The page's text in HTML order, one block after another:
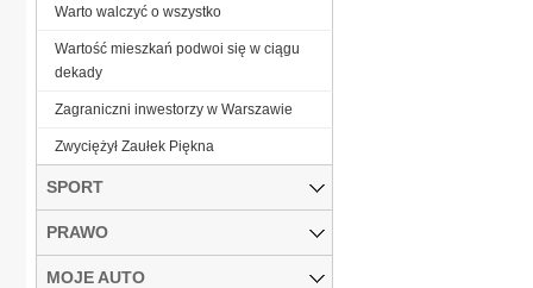
Warto walczyć o wszystko
Wartość mieszkań podwoi się w ciągu
dekady
Zagraniczni inwestorzy w Warszawie
Zwyciężył Zaułek Piękna
SPORT
PRAWO
MOJE AUTO